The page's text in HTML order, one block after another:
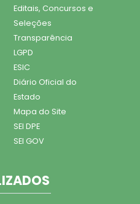
Editais, Concursos e
Seleções
Transparência
LGPD
ESIC
Diário Oficial do
Estado
Mapa do Site
SEI DPE
SEI GOV